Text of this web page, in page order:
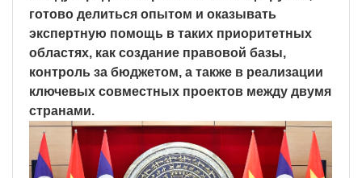
готово делиться опытом и оказывать
экспертную помощь в таких приоритетных
областях, как создание правовой базы,
контроль за бюджетом, а также в реализации
ключевых совместных проектов между двумя
странами.